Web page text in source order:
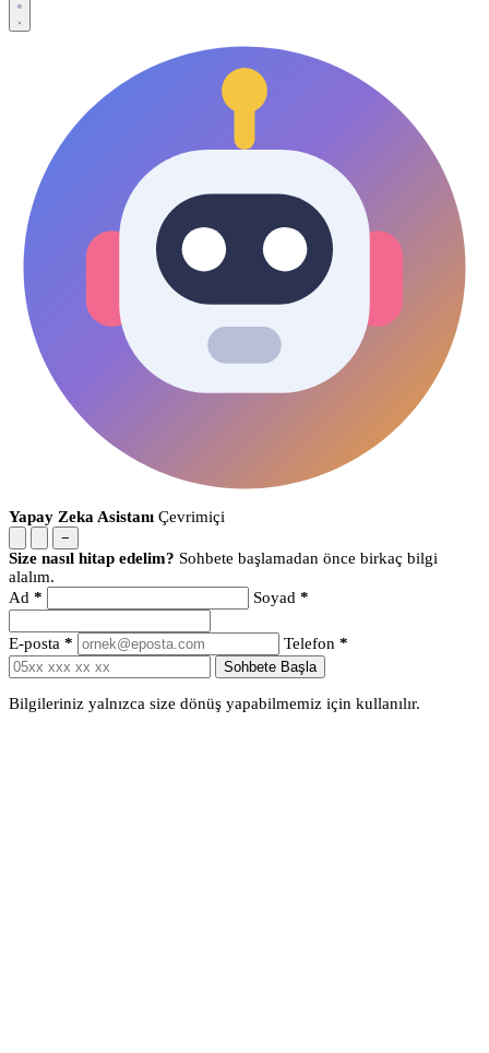
Yapay Zeka Asistanı Çevrimiçi
−
Size nasıl hitap edelim? Sohbete başlamadan önce birkaç bilgi
alalım.
Ad * Soyad *
E-posta * Telefon *
Sohbete Başla
Bilgileriniz yalnızca size dönüş yapabilmemiz için kullanılır.